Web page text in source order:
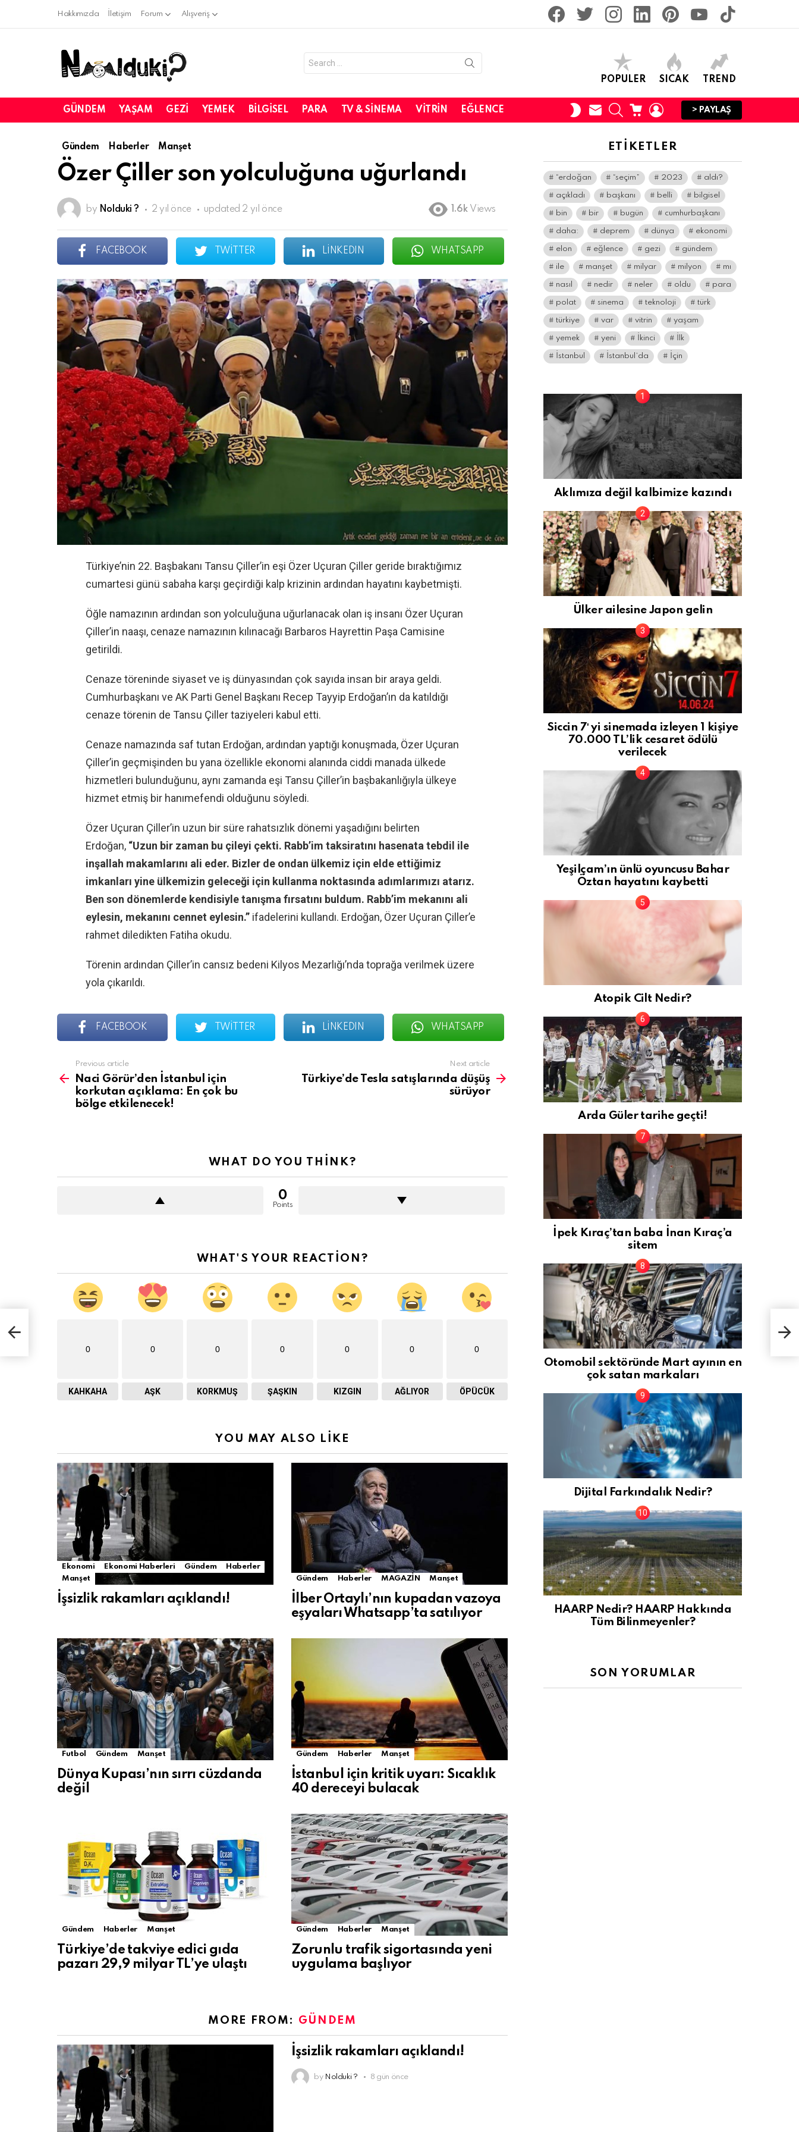
Hakkımızda İletişim Forum Alışveriş
for:
POPULER SICAK TREND
GÜNDEM YAŞAM GEZI YEMEK BILGISEL PARA TV & SINEMA VITRIN EĞLENCE
SWITCH
SKIN
SUBSCRIBE
SEARCHCART LOGIN
> PAYLAŞ
Gündem Haberler Manşet
Özer Çiller son yolculuğuna uğurlandı
by Nolduki ? 2 yıl önce updated 2 yıl önce 1.6k Views
FACEBOOK TWITTER LINKEDIN WHATSAPP
Türkiye’nin 22. Başbakanı Tansu Çiller’in eşi Özer Uçuran Çiller geride bıraktığımız
cumartesi günü sabaha karşı geçirdiği kalp krizinin ardından hayatını kaybetmişti.
Öğle namazının ardından son yolculuğuna uğurlanacak olan iş insanı Özer Uçuran
Çiller’in naaşı, cenaze namazının kılınacağı Barbaros Hayrettin Paşa Camisine
getirildi.
Cenaze töreninde siyaset ve iş dünyasından çok sayıda insan bir araya geldi.
Cumhurbaşkanı ve AK Parti Genel Başkanı Recep Tayyip Erdoğan’ın da katıldığı
cenaze törenin de Tansu Çiller taziyeleri kabul etti.
Cenaze namazında saf tutan Erdoğan, ardından yaptığı konuşmada, Özer Uçuran
Çiller’in geçmişinden bu yana özellikle ekonomi alanında ciddi manada ülkede
hizmetleri bulunduğunu, aynı zamanda eşi Tansu Çiller’in başbakanlığıyla ülkeye
hizmet etmiş bir hanımefendi olduğunu söyledi.
Özer Uçuran Çiller’in uzun bir süre rahatsızlık dönemi yaşadığını belirten
Erdoğan, “Uzun bir zaman bu çileyi çekti. Rabb’im taksiratını hasenata tebdil ile
inşallah makamlarını ali eder. Bizler de ondan ülkemiz için elde ettiğimiz
imkanları yine ülkemizin geleceği için kullanma noktasında adımlarımızı atarız.
Ben son dönemlerde kendisiyle tanışma fırsatını buldum. Rabb’im mekanını ali
eylesin, mekanını cennet eylesin.” ifadelerini kullandı. Erdoğan, Özer Uçuran Çiller’e
rahmet diledikten Fatiha okudu.
Törenin ardından Çiller’in cansız bedeni Kilyos Mezarlığı’nda toprağa verilmek üzere
yola çıkarıldı.
FACEBOOK TWITTER LINKEDIN WHATSAPP
more
Previous article
Naci Görür’den İstanbul için
korkutan açıklama: En çok bu
bölge etkilenecek!
Next article
Türkiye’de Tesla satışlarında düşüş
sürüyor
WHAT DO YOU THINK?
0
Points
WHAT'S YOUR REACTION?
0
KAHKAHA
0
AŞK
0
KORKMUŞ
0
ŞAŞKIN
0
KIZGIN
0
AĞLIYOR
0
ÖPÜCÜK
YOU MAY ALSO LIKE
Ekonomi Ekonomi Haberleri Gündem
Haberler
Manşet
İşsizlik rakamları açıklandı!
Gündem Haberler MAGAZİN Manşet
İlber Ortaylı’nın kupadan vazoya
eşyaları Whatsapp’ta satılıyor
Futbol Gündem Manşet
Dünya Kupası’nın sırrı cüzdanda
değil
Gündem Haberler Manşet
İstanbul için kritik uyarı: Sıcaklık
40 dereceyi bulacak
Gündem Haberler Manşet
Türkiye’de takviye edici gıda
pazarı 29,9 milyar TL’ye ulaştı
Gündem Haberler Manşet
Zorunlu trafik sigortasında yeni
uygulama başlıyor
MORE FROM: GÜNDEM
İşsizlik rakamları açıklandı!
by Nolduki ? 8 gün önce
ETIKETLER
“erdoğan “seçim” 2023 aldı?
açıkladı başkanı belli bilgisel
bin bir bugün cumhurbaşkanı
daha: deprem dünya ekonomi
elon eğlence gezi gündem
ile manşet milyar milyon mı
nasıl nedir neler oldu para
polat sinema teknoloji türk
türkiye var vitrin yaşam
yemek yeni İkinci İlk
İstanbul İstanbul’da İçin
Aklımıza değil kalbimize kazındı
Ülker ailesine Japon gelin
Siccin 7′ yi sinemada izleyen 1 kişiye
70.000 TL’lik cesaret ödülü
verilecek
Yeşilçam’ın ünlü oyuncusu Bahar
Öztan hayatını kaybetti
Atopik Cilt Nedir?
Arda Güler tarihe geçti!
İpek Kıraç’tan baba İnan Kıraç’a
sitem
Otomobil sektöründe Mart ayının en
çok satan markaları
Dijital Farkındalık Nedir?
HAARP Nedir? HAARP Hakkında
Tüm Bilinmeyenler?
SON YORUMLAR